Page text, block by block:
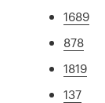
1689
878
1819
137